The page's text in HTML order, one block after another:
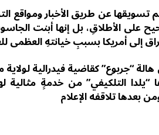
تسويقها عن طريق الأخبار ومواقع
على الأطلاقِ، بل إنها أبنت
إلى أمريكا بسببِ خيانتهِ العظمى
“جربوع” كقاضية فيدرالية
“يلدا التلكيفي” من خدمةِِ مثالية
بعدها تلاقفه الإعلام